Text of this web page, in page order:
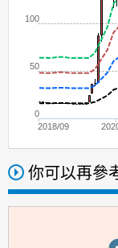
2018/09
0
50
100
你可以再參